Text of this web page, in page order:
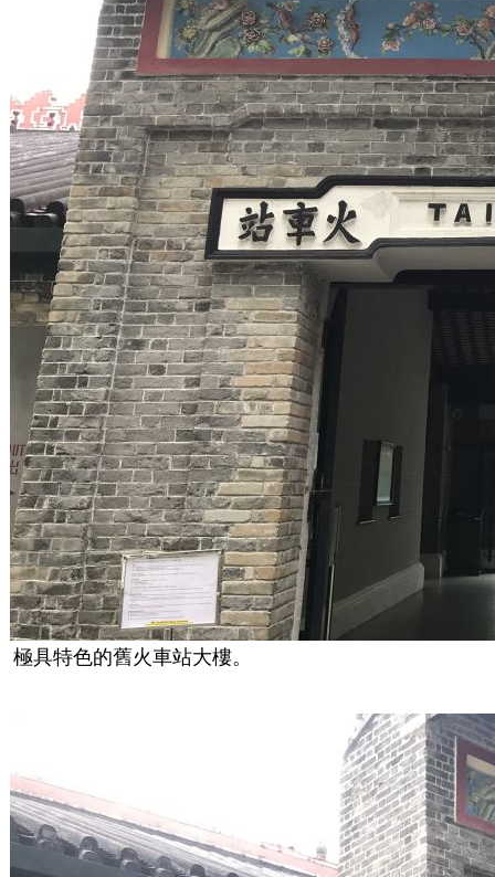
極具特色的舊火車站大樓。